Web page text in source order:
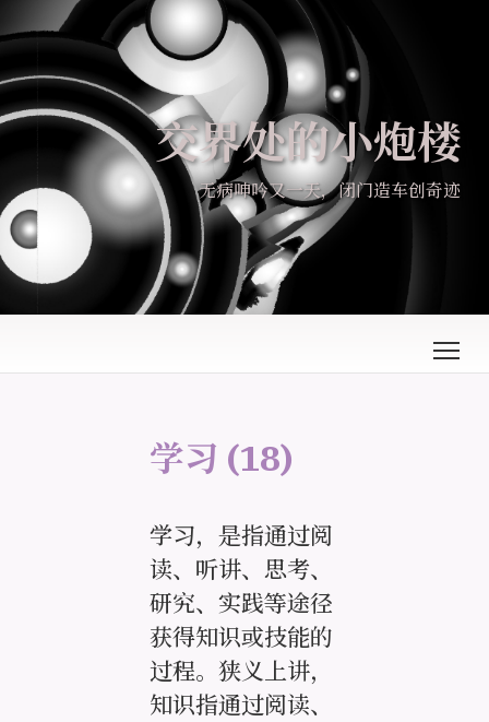
交界处的小炮楼
无病呻吟又一天，闭门造车创奇迹
学习 (18)
学习，是指通过阅
读、听讲、思考、
研究、实践等途径
获得知识或技能的
过程。狭义上讲，
知识指通过阅读、